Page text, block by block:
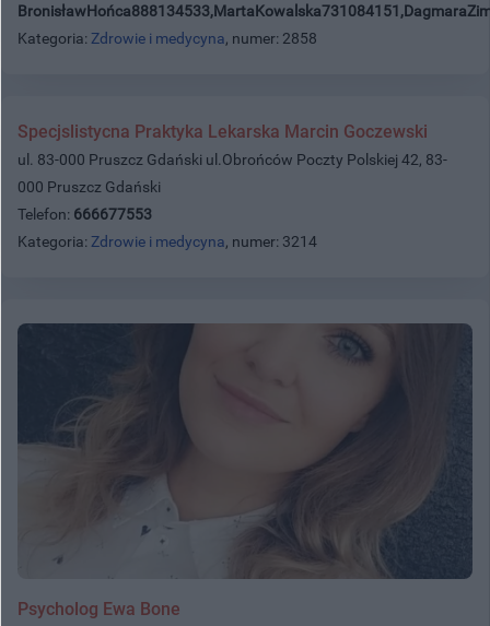
Kategoria: Zdrowie i medycyna, numer: 2858
Specjslistycna Praktyka Lekarska Marcin Goczewski
ul. 83-000 Pruszcz Gdański ul.Obrońców Poczty Polskiej 42, 83-
000 Pruszcz Gdański
Telefon: 666677553
Kategoria: Zdrowie i medycyna, numer: 3214
Psycholog Ewa Bone